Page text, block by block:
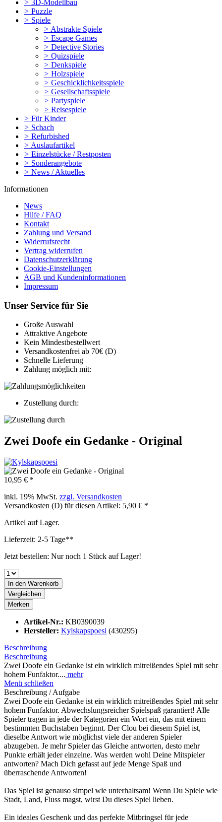
> 3D-Modellbau
> Puzzle
> Spiele
> Abstrakte Spiele
> Escape Games
> Detective Stories
> Quizspiele
> Denkspiele
> Holzspiele
> Geschicklichkeitsspiele
> Gesellschaftsspiele
> Partyspiele
> Reisespiele
> Für Kinder
> Schach
> Refurbished
> Auslaufartikel
> Einzelstücke / Restposten
> Sonderangebote
> News / Aktuelles
Informationen
News
Hilfe / FAQ
Kontakt
Zahlung und Versand
Widerrufsrecht
Vertrag widerrufen
Datenschutzerklärung
Cookie-Einstellungen
AGB und Kundeninformationen
Impressum
Unser Service für Sie
Große Auswahl
Attraktive Angebote
Kein Mindestbestellwert
Versandkostenfrei ab 70€ (D)
Schnelle Lieferung
Zahlung möglich mit:
Zustellung durch:
Zwei Doofe ein Gedanke - Original
10,95 € *
inkl. 19% MwSt. zzgl. Versandkosten
Versandkosten (D) für diesen Artikel: 5,90 € *
Artikel auf Lager.
Lieferzeit: 2-5 Tage**
Jetzt bestellen: Nur noch 1 Stück auf Lager!
In den Warenkorb
Vergleichen
Merken
Artikel-Nr.: KB0390039
Hersteller: Kylskapspoesi (430295)
Beschreibung
Beschreibung
Zwei Doofe ein Gedanke ist ein wirklich mitreißendes Spiel mit sehr
hohem Funfaktor.... mehr
Menü schließen
Beschreibung / Aufgabe
Zwei Doofe ein Gedanke ist ein wirklich mitreißendes Spiel mit sehr
hohem Funfaktor. Abwechslungsreicher Spielspaß garantiert! Alle
Spieler tragen in jede der Kategorien ein Wort ein, das mit einem
bestimmten Buchstaben beginnt. Der Clou bei diesem Spiel ist,
dieselbe Antwort wie möglichst viele der anderen Spieler
abzugeben. Je mehr Spieler das Gleiche antworten, desto mehr
Punkte erhält jeder einzelne. Was werden wohl Deine Mitspieler
antworten? Mach Dich gefasst auf jede Menge Spaß und
überraschende Antworten!
Das Spiel ist genauso simpel wie unterhaltsam! Wenn Du Spiele wie
Stadt, Land, Fluss magst, wirst Du dieses Spiel lieben.
Ein ideales Geschenk und das perfekte Mitbringsel für jede